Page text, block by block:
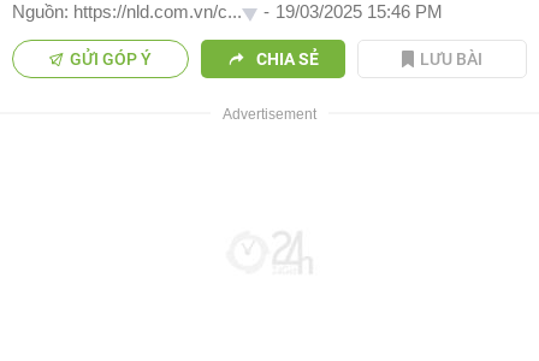
Nguồn: https://nld.com.vn/c... - 19/03/2025 15:46 PM
GỬI GÓP Ý CHIA SẺ LƯU BÀI